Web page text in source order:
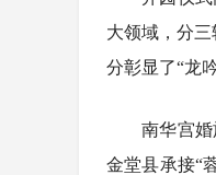
大领域，分
分彰显了“龙
南华宫
金堂县承接“